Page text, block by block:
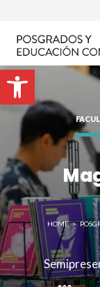
Abrir barra de
HOME >